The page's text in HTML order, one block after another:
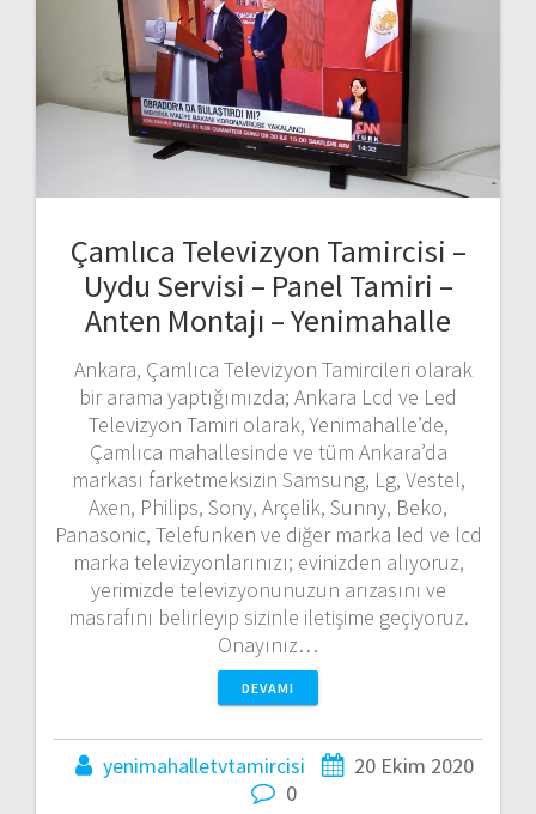
Çamlıca Televizyon Tamircisi –
Uydu Servisi – Panel Tamiri –
Anten Montajı – Yenimahalle
Ankara, Çamlıca Televizyon Tamircileri olarak
bir arama yaptığımızda; Ankara Lcd ve Led
Televizyon Tamiri olarak, Yenimahalle’de,
Çamlıca mahallesinde ve tüm Ankara’da
markası farketmeksizin Samsung, Lg, Vestel,
Axen, Philips, Sony, Arçelik, Sunny, Beko,
Panasonic, Telefunken ve diğer marka led ve lcd
marka televizyonlarınızı; evinizden alıyoruz,
yerimizde televizyonunuzun arızasını ve
masrafını belirleyip sizinle iletişime geçiyoruz.
Onayınız…
DEVAMI
yenimahalletvtamircisi
20 Ekim 2020
0